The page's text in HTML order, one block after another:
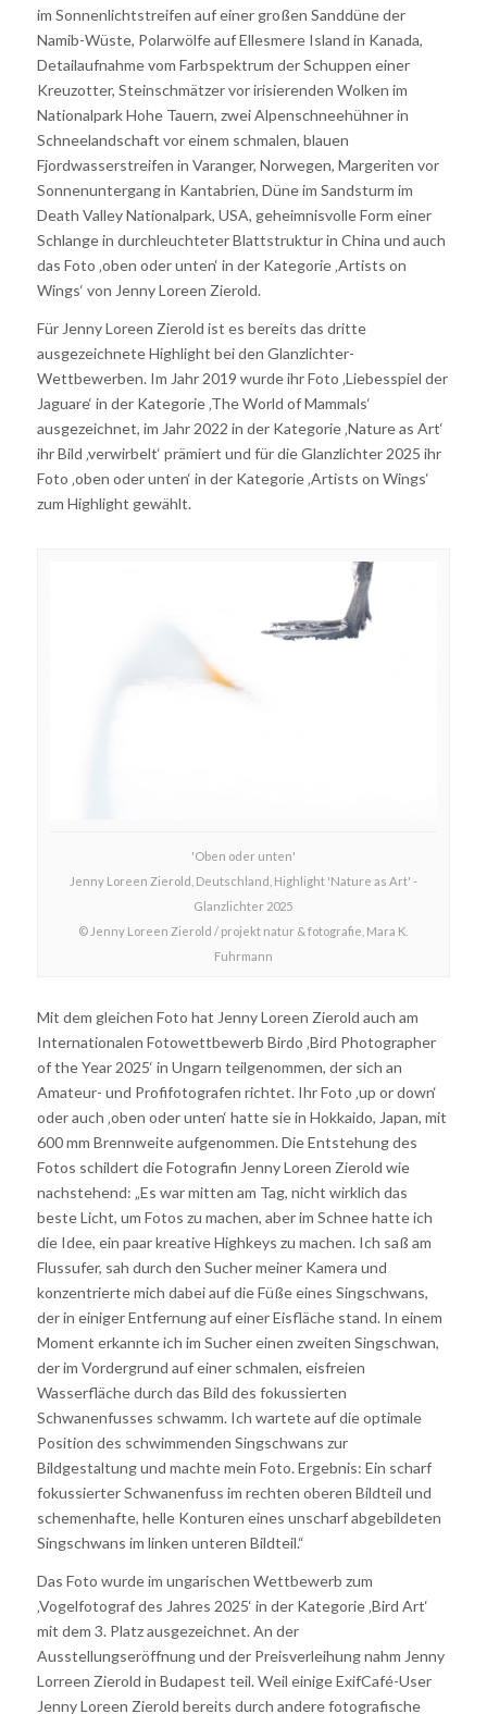
im Sonnenlichtstreifen auf einer großen Sanddüne der
Namib-Wüste, Polarwölfe auf Ellesmere Island in Kanada,
Detailaufnahme vom Farbspektrum der Schuppen einer
Kreuzotter, Steinschmätzer vor irisierenden Wolken im
Nationalpark Hohe Tauern, zwei Alpenschneehühner in
Schneelandschaft vor einem schmalen, blauen
Fjordwasserstreifen in Varanger, Norwegen, Margeriten vor
Sonnenuntergang in Kantabrien, Düne im Sandsturm im
Death Valley Nationalpark, USA, geheimnisvolle Form einer
Schlange in durchleuchteter Blattstruktur in China und auch
das Foto ‚oben oder unten‘ in der Kategorie ‚Artists on
Wings‘ von Jenny Loreen Zierold.
Für Jenny Loreen Zierold ist es bereits das dritte
ausgezeichnete Highlight bei den Glanzlichter-
Wettbewerben. Im Jahr 2019 wurde ihr Foto ‚Liebesspiel der
Jaguare‘ in der Kategorie ‚The World of Mammals‘
ausgezeichnet, im Jahr 2022 in der Kategorie ‚Nature as Art‘
ihr Bild ‚verwirbelt‘ prämiert und für die Glanzlichter 2025 ihr
Foto ‚oben oder unten‘ in der Kategorie ‚Artists on Wings‘
zum Highlight gewählt.
'Oben oder unten'
Jenny Loreen Zierold, Deutschland, Highlight 'Nature as Art' -
Glanzlichter 2025
© Jenny Loreen Zierold / projekt natur & fotografie, Mara K.
Fuhrmann
Mit dem gleichen Foto hat Jenny Loreen Zierold auch am
Internationalen Fotowettbewerb Birdo ‚Bird Photographer
of the Year 2025‘ in Ungarn teilgenommen, der sich an
Amateur- und Profifotografen richtet. Ihr Foto ‚up or down‘
oder auch ‚oben oder unten‘ hatte sie in Hokkaido, Japan, mit
600 mm Brennweite aufgenommen. Die Entstehung des
Fotos schildert die Fotografin Jenny Loreen Zierold wie
nachstehend: „Es war mitten am Tag, nicht wirklich das
beste Licht, um Fotos zu machen, aber im Schnee hatte ich
die Idee, ein paar kreative Highkeys zu machen. Ich saß am
Flussufer, sah durch den Sucher meiner Kamera und
konzentrierte mich dabei auf die Füße eines Singschwans,
der in einiger Entfernung auf einer Eisfläche stand. In einem
Moment erkannte ich im Sucher einen zweiten Singschwan,
der im Vordergrund auf einer schmalen, eisfreien
Wasserfläche durch das Bild des fokussierten
Schwanenfusses schwamm. Ich wartete auf die optimale
Position des schwimmenden Singschwans zur
Bildgestaltung und machte mein Foto. Ergebnis: Ein scharf
fokussierter Schwanenfuss im rechten oberen Bildteil und
schemenhafte, helle Konturen eines unscharf abgebildeten
Singschwans im linken unteren Bildteil.“
Das Foto wurde im ungarischen Wettbewerb zum
‚Vogelfotograf des Jahres 2025‘ in der Kategorie ‚Bird Art‘
mit dem 3. Platz ausgezeichnet. An der
Ausstellungseröffnung und der Preisverleihung nahm Jenny
Lorreen Zierold in Budapest teil. Weil einige ExifCafé-User
Jenny Loreen Zierold bereits durch andere fotografische